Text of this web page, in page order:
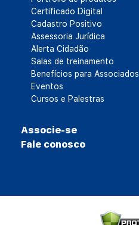
Certificado Digital
Cadastro Positivo
Assessoria Jurídica
Alerta Cidadão
Salas de treinamento
Benefícios para Associados
Eventos
Cursos e Palestras
Associe-se
Fale conosco